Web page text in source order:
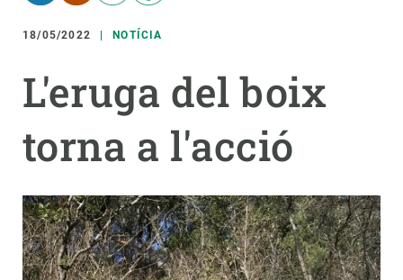
18/05/2022 NOTÍCIA
L'eruga del boix
torna a l'acció
responsive
Responsive
menu
RECERCA
CIÈNCIA EN ACCIÓ
UNEIX-TE A NOSALTRES
PARTICIPA